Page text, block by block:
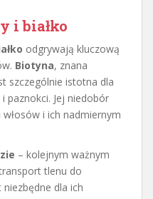
i białko
odgrywają kluczową
Biotyna, znana
szczególnie istotna dla
paznokci. Jej niedobór
i ich nadmiernym
– kolejnym ważnym
tlenu do
dla ich